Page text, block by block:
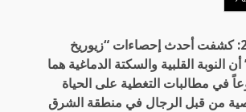
:كشفت أحدث إحصاءات “زيوريخ
النوبة القلبية والسكتة الدماغية هما
في مطالبات التغطية على الحياة
من قبل الرجال في منطقة الشرق